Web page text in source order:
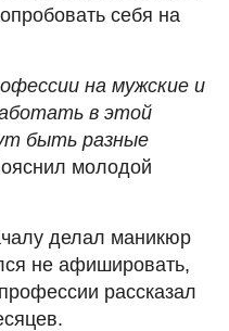
себя на
на мужские и
в этой
быть разные
молодой
делал маникюр
не афишировать,
рассказал